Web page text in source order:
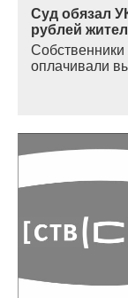
Суд обязал
рублей
оплачивали